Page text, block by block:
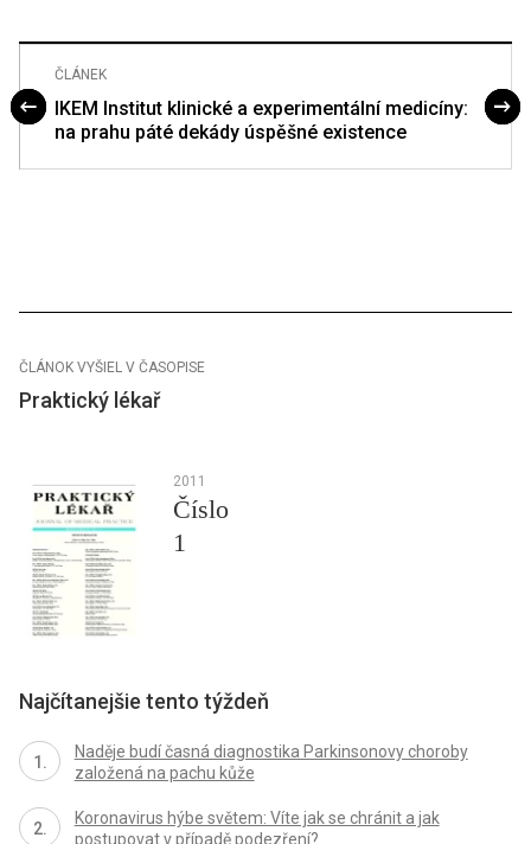
ČLÁNEK
IKEM Institut klinické a experimentální medicíny:
na prahu páté dekády úspěšné existence
ČLÁNOK VYŠIEL V ČASOPISE
Praktický lékař
2011
Číslo
1
Najčítanejšie tento týždeň
Naděje budí časná diagnostika Parkinsonovy choroby
založená na pachu kůže
Koronavirus hýbe světem: Víte jak se chránit a jak
postupovat v případě podezření?